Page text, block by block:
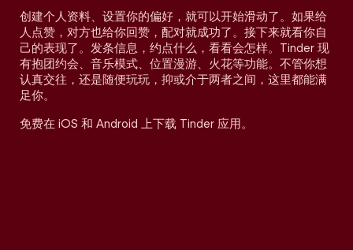
创建个人资料、设置你的偏好，就可以开始滑动了。如果给
人点赞，对方也给你回赞，配对就成功了。接下来就看你自
己的表现了。发条信息，约点什么，看看会怎样。Tinder 现
有抱团约会、音乐模式、位置漫游、火花等功能。不管你想
认真交往，还是随便玩玩，抑或介于两者之间，这里都能满
足你。
免费在 iOS 和 Android 上下载 Tinder 应用。